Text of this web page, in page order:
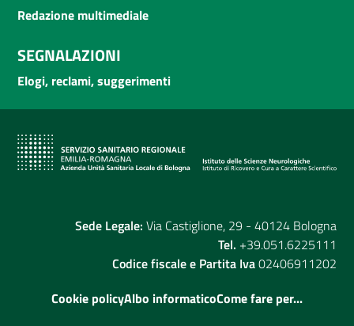
Redazione multimediale
SEGNALAZIONI
Elogi, reclami, suggerimenti
Sede Legale: Via Castiglione, 29 - 40124 Bologna
Tel. +39.051.6225111
Codice fiscale e Partita Iva02406911202
Cookie policyAlbo informaticoCome fare per...